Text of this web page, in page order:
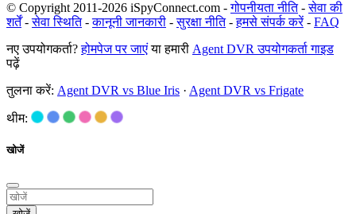
© Copyright 2011-2026 iSpyConnect.com -गोपनीयता नीति-सेवा की
शर्तें-सेवा स्थिति-कानूनी जानकारी -सुरक्षा नीति-हमसे संपर्क करें- FAQ
नए उपयोगकर्ता?होमपेज पर जाएंया हमारी Agent DVR उपयोगकर्ता गाइड
पढ़ें
तुलना करें: Agent DVR vs Blue Iris · Agent DVR vs Frigate
थीम:
खोजें